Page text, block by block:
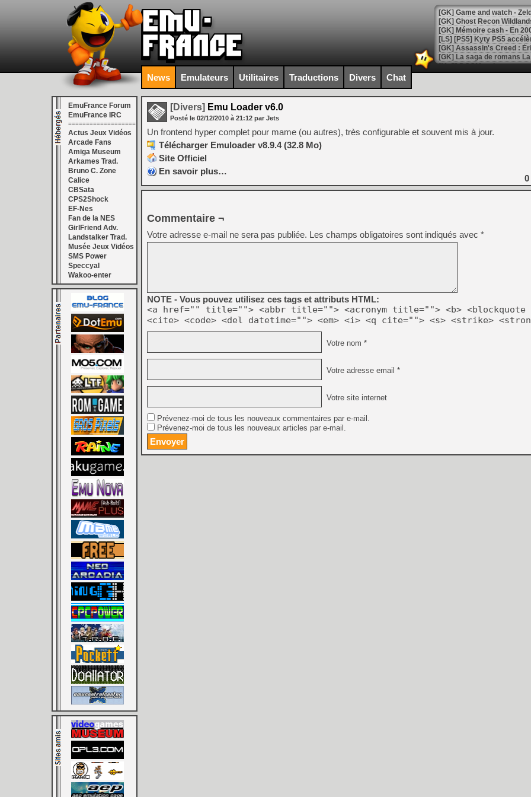
[Mo5] DOOM arrive en
[GK] Bethesda fête les 30
[GK] Roblox : l'action en
[GK] Agenda - GeForce
[GK] Devolver Digital en a
[LS] [PS5] ps5-y2jb-
[GK] Pourquoi Marvel
[GK] Test : Restory : Chill
[GK] GTA 6 : Rockstar
[GK] Hot Wheels Infinite
[GK] Mémoire cash -
[GK] Résultats Nintendo :
[GK] Déjà des
[Mo5] Brickboy cherche à
[GK] Minecraft et ses «
[GK] Beast of
[GK] Ubisoft : fin de partie
[GK] Mémoire cash -
[GK] Dan Houser (GTA)
[GK] Comment EA Sports
[GK] Crimson Moon : un
[GK] Isle of Reveries : le
[GK] Moonlighter 2 : The
[GK] Capcom relance
[Mo5] Deux inédits du
[GK] Le beat'em up The
[GK] Endless Legend 2 :
[LS] [PS5] Premiers
News Emulateurs Utilitaires Traductions Divers Chat
EmuFrance Forum
EmuFrance IRC
===================
Actus Jeux Vidéos
Arcade Fans
Amiga Museum
Arkames Trad.
Bruno C. Zone
Calice
CBSata
CPS2Shock
EF-Nes
Fan de la NES
GirlFriend Adv.
Landstalker Trad.
Musée Jeux Vidéos
SMS Power
Speccyal
Wakoo-enter
[Divers] Emu Loader v6.0
Posté le 02/12/2010 à 21:12 par Jets
Un frontend hyper complet pour mame (ou autres), très configurable et souvent mis à jour.
Télécharger Emuloader v8.9.4 (32.8 Mo)
Site Officiel
En savoir plus…
0
Commentaire ¬
Votre adresse e-mail ne sera pas publiée. Les champs obligatoires sont indiqués avec *
NOTE - Vous pouvez utilisez ces tags et attributs HTML:
<a href="" title=""> <abbr title=""> <acronym title=""> <b> <blockquote
<cite> <code> <del datetime=""> <em> <i> <q cite=""> <s> <strike>
Votre nom *
Votre adresse email *
Votre site internet
Prévenez-moi de tous les nouveaux commentaires par e-mail.
Prévenez-moi de tous les nouveaux articles par e-mail.